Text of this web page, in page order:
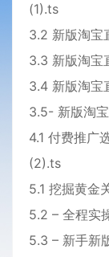
(1).ts
3.2 新版淘宝
3.3 新版淘宝
3.4 新版淘宝
3.5- 新版淘
4.1 付费推广
(2).ts
5.1 挖掘黄金
5.2 – 全程实
5.3 – 新手新